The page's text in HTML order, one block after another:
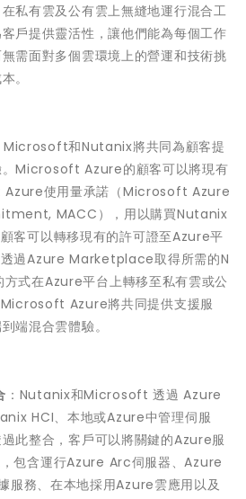
私有雲及公有雲上無縫地運行混合工
戶提供靈活性，讓他們能為每個工作
需面對多個雲環境上的營運和技術挑
。
Microsoft和Nutanix將共同為顧客提
。Microsoft Azure的顧客可以將現有
使用量承諾（Microsoft Azure
MACC），用以購買Nutanix
客可以轉移現有的許可證至Azure平
過Azure Marketplace取得所需的N
式在Azure平台上轉移至私有雲或公
Azure將共同提供支援服
端混合雲體驗。
：Nutanix和Microsoft 透過 Azure
HCI、本地或Azure中管理伺服
此整合，客戶可以將關鍵的Azure服
包含運行Azure Arc伺服器、Azure
務、在本地採用Azure雲應用以及